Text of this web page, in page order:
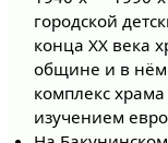
городской
конца XX века
общине и в
комплекс
изучением